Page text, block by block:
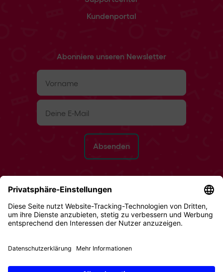
Kundenportal
Abonniere unseren Newsletter
Vorname
E-
Mail(erforderlich)
Datenschutz